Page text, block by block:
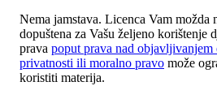
Nema jamstava. Licenca Vam možda
dopuštena za Vašu željeno korištenje
prava poput prava nad
privatnosti ili moralno pravo može
koristiti materija.